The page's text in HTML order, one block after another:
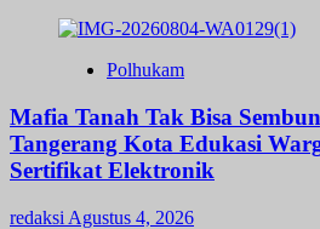
Polhukam
Mafia Tanah Tak Bisa
Tangerang Kota Edukasi
Sertifikat Elektronik
redaksi Agustus 4, 2026